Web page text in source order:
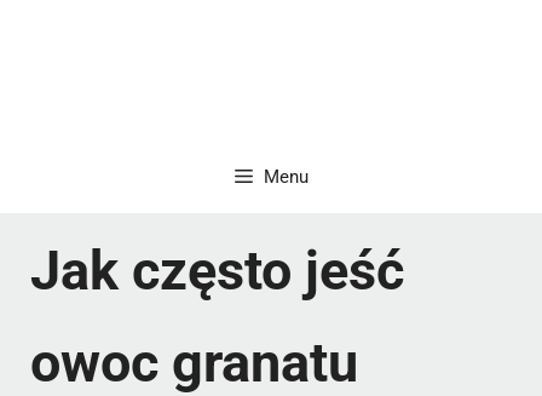
Menu
Jak często jeść
owoc granatu